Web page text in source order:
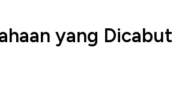
yang Dicabut